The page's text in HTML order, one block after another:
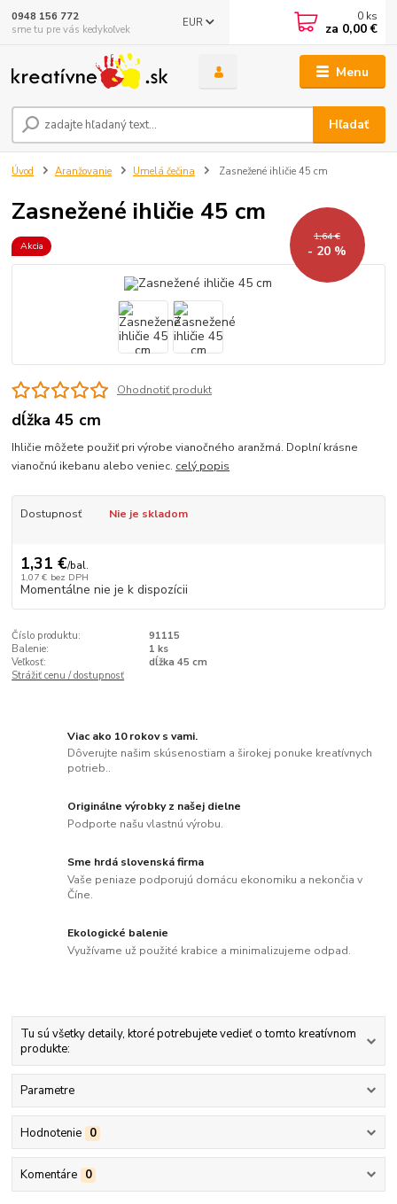
Menu
EUR
Hľadať
0948 156 772
sme tu pre vás kedykoľvek
0 ks
za 0,00 €
Úvod Aranžovanie Umelá čečina Zasnežené ihličie 45 cm
Zasnežené ihličie 45 cm
Akcia
1,64 €
- 20 %
Ohodnotiť produkt
dĺžka 45 cm
Ihličie môžete použiť pri výrobe vianočného aranžmá. Doplní krásne
vianočnú ikebanu alebo veniec. celý popis
Dostupnosť Nie je skladom
1,31 €/bal.
1,07 € bez DPH
Momentálne nie je k dispozícii
Číslo produktu:
91115
Balenie:
1 ks
Veľkosť:
dĺžka 45 cm
Strážiť cenu / dostupnosť
Viac ako 10 rokov s vami.
Dôverujte našim skúsenostiam a širokej ponuke kreatívnych
potrieb..
Originálne výrobky z našej dielne
Podporte našu vlastnú výrobu.
Sme hrdá slovenská firma
Vaše peniaze podporujú domácu ekonomiku a nekončia v
Číne.
Ekologické balenie
Využívame už použité krabice a minimalizujeme odpad.
Tu sú všetky detaily, ktoré potrebujete vedieť o tomto kreatívnom
produkte:
Parametre
Hodnotenie 0
Komentáre 0